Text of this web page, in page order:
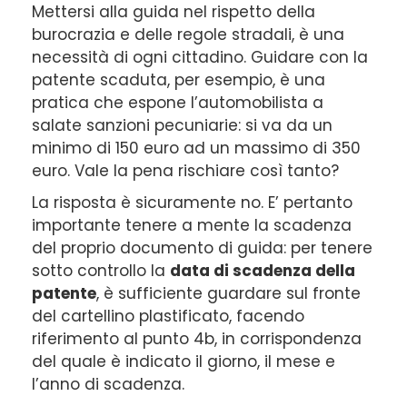
Mettersi alla guida nel rispetto della
burocrazia e delle regole stradali, è una
necessità di ogni cittadino. Guidare con la
patente scaduta, per esempio, è una
pratica che espone l’automobilista a
salate sanzioni pecuniarie: si va da un
minimo di 150 euro ad un massimo di 350
euro. Vale la pena rischiare così tanto?
La risposta è sicuramente no. E’ pertanto
importante tenere a mente la scadenza
del proprio documento di guida: per tenere
sotto controllo la data di scadenza della
patente, è sufficiente guardare sul fronte
del cartellino plastificato, facendo
riferimento al punto 4b, in corrispondenza
del quale è indicato il giorno, il mese e
l’anno di scadenza.